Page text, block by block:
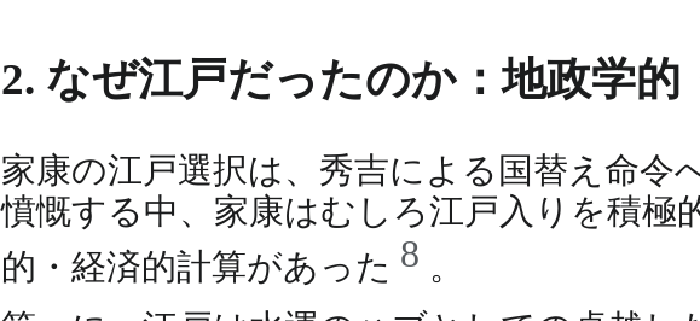
2. なぜ江戸だったのか：地政学的
家康の江戸選択は、秀吉による国替え命
憤慨する中、家康はむしろ江戸入りを積
的・経済的計算があった 8 。